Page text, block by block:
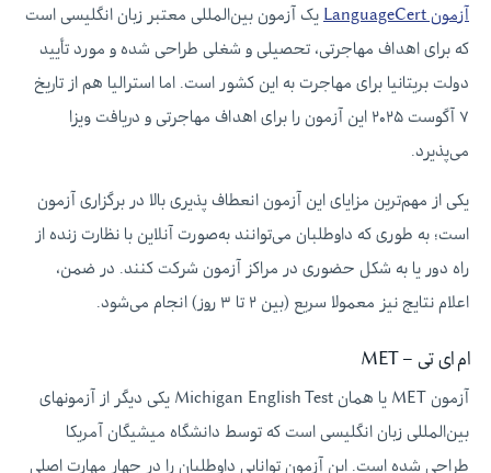
آزمون LanguageCert
یک آزمون بین‌المللی معتبر زبان انگلیسی است
که برای اهداف مهاجرتی، تحصیلی و شغلی طراحی شده و مورد تأیید
دولت بریتانیا برای مهاجرت به این کشور است. اما استرالیا هم از تاریخ
۷ آگوست ۲۰۲۵ این آزمون را برای اهداف مهاجرتی و دریافت ویزا
می‌پذیرد.
یکی از مهم‌ترین مزایای این آزمون انعطاف‌ پذیری بالا در برگزاری آزمون
است؛ به‌ طوری‌ که داوطلبان می‌توانند به‌صورت آنلاین با نظارت زنده از
راه دور یا به شکل حضوری در مراکز آزمون شرکت کنند. در ضمن،
اعلام نتایج نیز معمولا سریع (بین ۲ تا ۳ روز) انجام می‌شود.
ام ای تی – MET
آزمون MET یا همان Michigan English Test یکی دیگر از آزمونهای
بین‌المللی زبان انگلیسی است که توسط دانشگاه میشیگان آمریکا
طراحی شده است. این آزمون توانایی داوطلبان را در چهار مهارت اصلی